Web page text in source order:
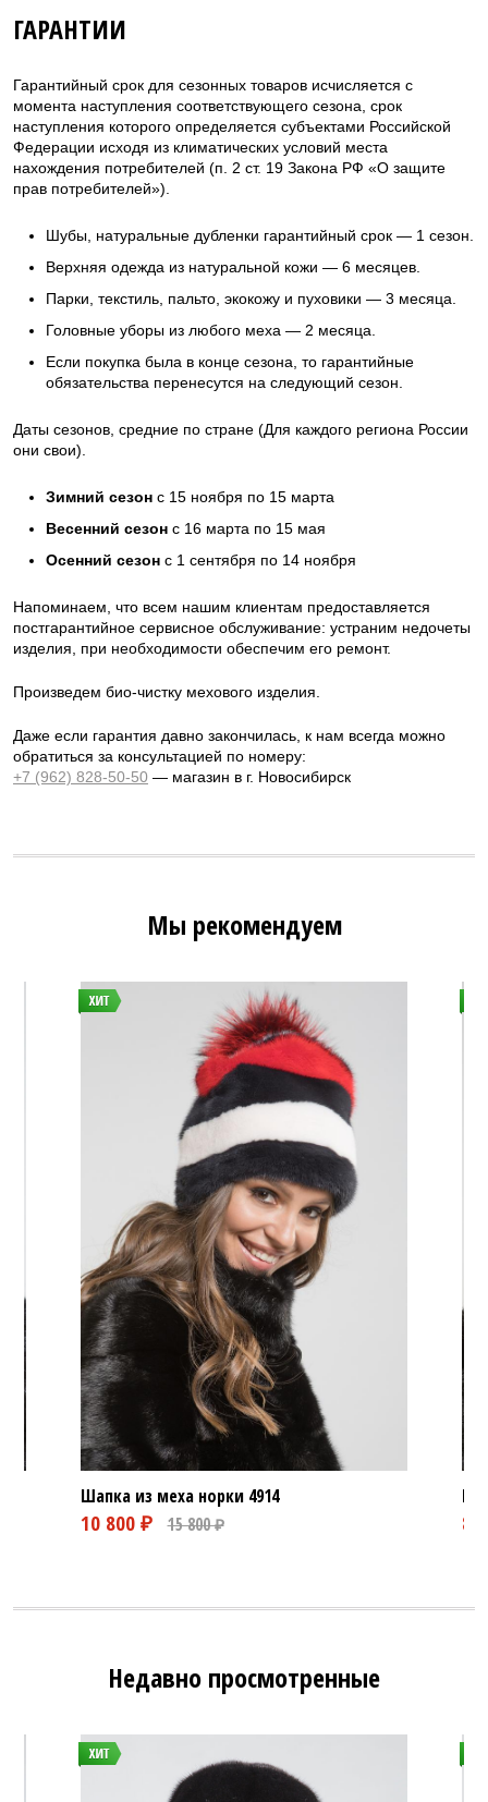
ГАРАНТИИ
Гарантийный срок для сезонных товаров исчисляется с
момента наступления соответствующего сезона, срок
наступления которого определяется субъектами Российской
Федерации исходя из климатических условий места
нахождения потребителей (п. 2 ст. 19 Закона РФ «О защите
прав потребителей»).
Шубы, натуральные дубленки гарантийный срок — 1 сезон.
Верхняя одежда из натуральной кожи — 6 месяцев.
Парки, текстиль, пальто, экокожу и пуховики — 3 месяца.
Головные уборы из любого меха — 2 месяца.
Если покупка была в конце сезона, то гарантийные
обязательства перенесутся на следующий сезон.
Даты сезонов, средние по стране (Для каждого региона России
они свои).
Зимний сезон с 15 ноября по 15 марта
Весенний сезон с 16 марта по 15 мая
Осенний сезон с 1 сентября по 14 ноября
Напоминаем, что всем нашим клиентам предоставляется
постгарантийное сервисное обслуживание: устраним недочеты
изделия, при необходимости обеспечим его ремонт.
Произведем био-чистку мехового изделия.
Даже если гарантия давно закончилась, к нам всегда можно
обратиться за консультацией по номеру:
+7 (962) 828-50-50 — магазин в г. Новосибирск
Мы рекомендуем
Шапка из меха норки 4914
Недавно просмотренные